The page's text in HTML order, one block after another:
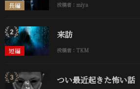
長編 投稿者：miya
短編
来訪
投稿者：TKM
つい最近起きた怖い話